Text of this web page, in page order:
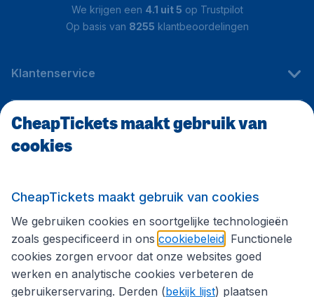
We krijgen een 4.1 uit 5 op Trustpilot
Op basis van 8255 klantbeoordelingen
Klantenservice
CheapTickets.be
Volg CheapTickets.be
CheapTickets maakt gebruik van
cookies
CheapTickets maakt gebruik van cookies
We gebruiken cookies en soortgelijke technologieën
zoals gespecificeerd in ons cookiebeleid . Functionele
cookies zorgen ervoor dat onze websites goed
werken en analytische cookies verbeteren de
gebruikerservaring. Derden (bekijk lijst) plaatsen